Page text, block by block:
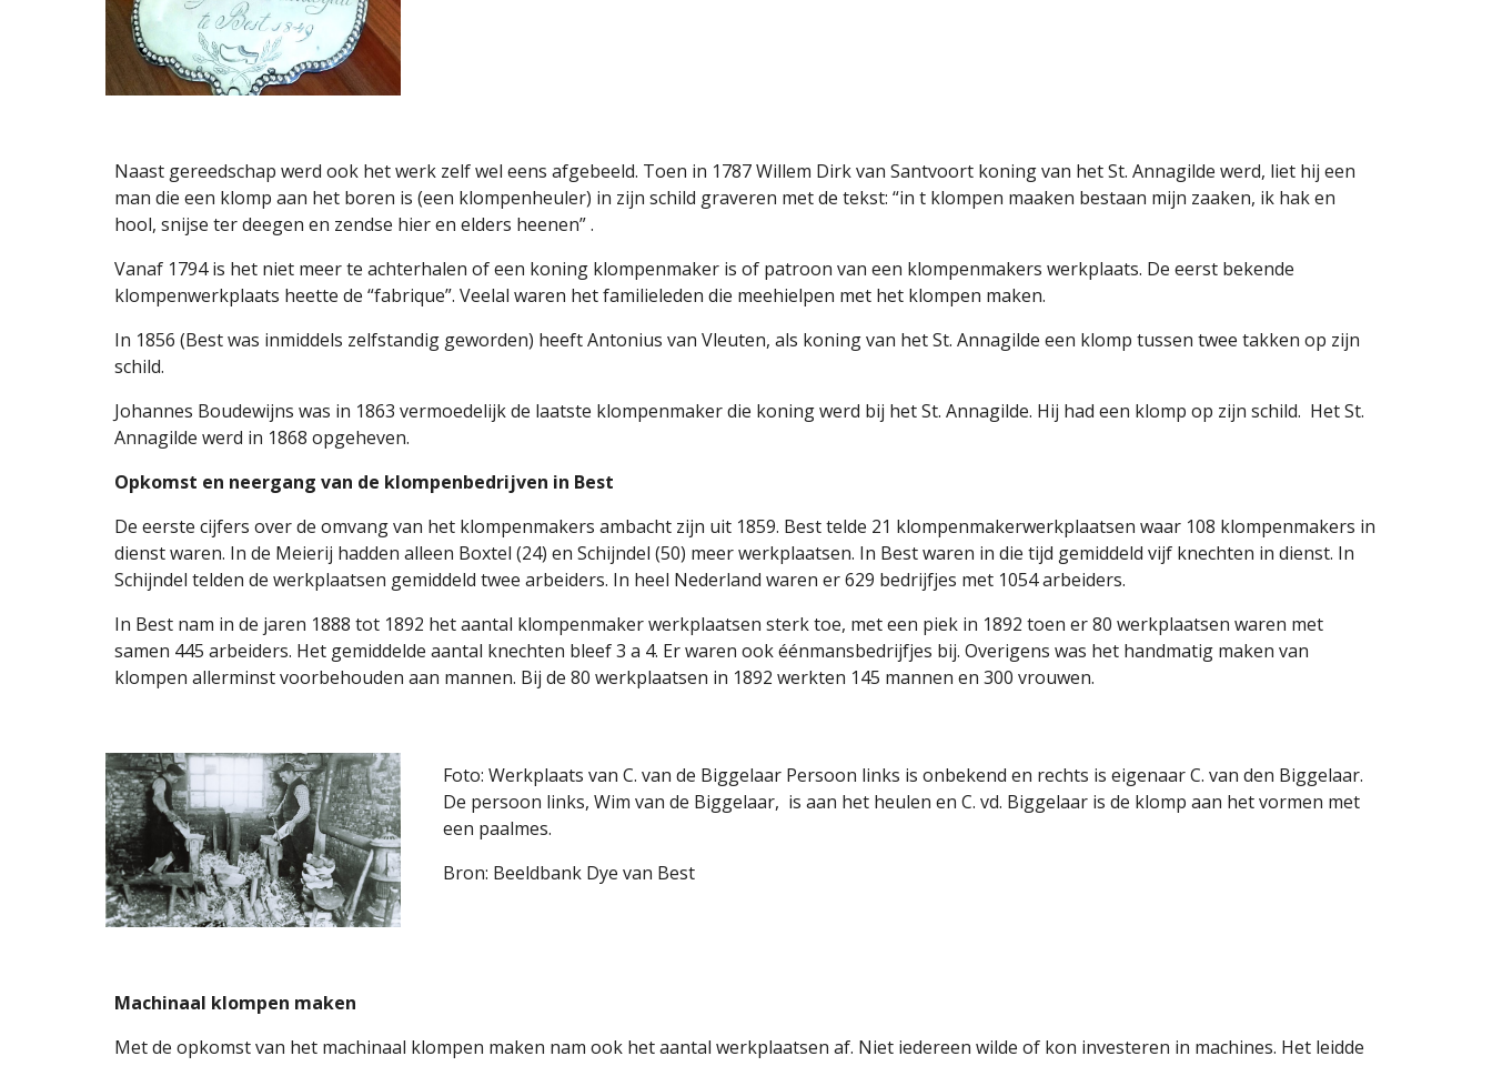
Naast gereedschap werd ook het werk zelf wel eens afgebeeld. Toen in 1787 Willem Dirk van Santvoort koning van het St. Annagilde werd, liet hij een
man die een klomp aan het boren is (een klompenheuler) in zijn schild graveren met de tekst: “in t klompen maaken bestaan mijn zaaken, ik hak en
hool, snijse ter deegen en zendse hier en elders heenen” .
Vanaf 1794 is het niet meer te achterhalen of een koning klompenmaker is of patroon van een klompenmakers werkplaats. De eerst bekende
klompenwerkplaats heette de “fabrique”. Veelal waren het familieleden die meehielpen met het klompen maken.
In 1856 (Best was inmiddels zelfstandig geworden) heeft Antonius van Vleuten, als koning van het St. Annagilde een klomp tussen twee takken op zijn
schild.
Johannes Boudewijns was in 1863 vermoedelijk de laatste klompenmaker die koning werd bij het St. Annagilde. Hij had een klomp op zijn schild.  Het St.
Annagilde werd in 1868 opgeheven.
Opkomst en neergang van de klompenbedrijven in Best
De eerste cijfers over de omvang van het klompenmakers ambacht zijn uit 1859. Best telde 21 klompenmakerwerkplaatsen waar 108 klompenmakers in
dienst waren. In de Meierij hadden alleen Boxtel (24) en Schijndel (50) meer werkplaatsen. In Best waren in die tijd gemiddeld vijf knechten in dienst. In
Schijndel telden de werkplaatsen gemiddeld twee arbeiders. In heel Nederland waren er 629 bedrijfjes met 1054 arbeiders.
In Best nam in de jaren 1888 tot 1892 het aantal klompenmaker werkplaatsen sterk toe, met een piek in 1892 toen er 80 werkplaatsen waren met
samen 445 arbeiders. Het gemiddelde aantal knechten bleef 3 a 4. Er waren ook éénmansbedrijfjes bij. Overigens was het handmatig maken van
klompen allerminst voorbehouden aan mannen. Bij de 80 werkplaatsen in 1892 werkten 145 mannen en 300 vrouwen.
Foto: Werkplaats van C. van de Biggelaar Persoon links is onbekend en rechts is eigenaar C. van den Biggelaar.
De persoon links, Wim van de Biggelaar,  is aan het heulen en C. vd. Biggelaar is de klomp aan het vormen met
een paalmes.
Bron: Beeldbank Dye van Best
Machinaal klompen maken
Met de opkomst van het machinaal klompen maken nam ook het aantal werkplaatsen af. Niet iedereen wilde of kon investeren in machines. Het leidde